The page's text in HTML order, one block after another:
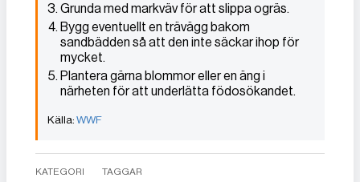
Grunda med markväv för att slippa ogräs.
Bygg eventuellt en trävägg bakom
sandbädden så att den inte säckar ihop för
mycket.
Plantera gärna blommor eller en äng i
närheten för att underlätta födosökandet.
WWF
KATEGORI TAGGAR